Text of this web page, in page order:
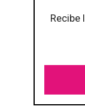
Recibe